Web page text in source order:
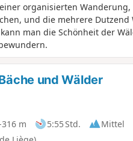
organisierten
und die mehrere
man die Schönheit der
und Wälder
m 5:55 Std.
Mittel